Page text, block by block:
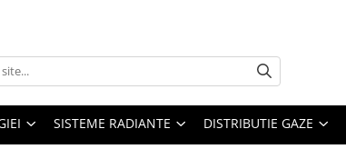
SISTEME RADIANTE DISTRIBUTIE GAZE